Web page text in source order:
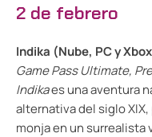
2 de febrero
Indika (Nube, PC y
Game Pass Ultimate,
Indikaes una aventura
alternativa del siglo
monja en un